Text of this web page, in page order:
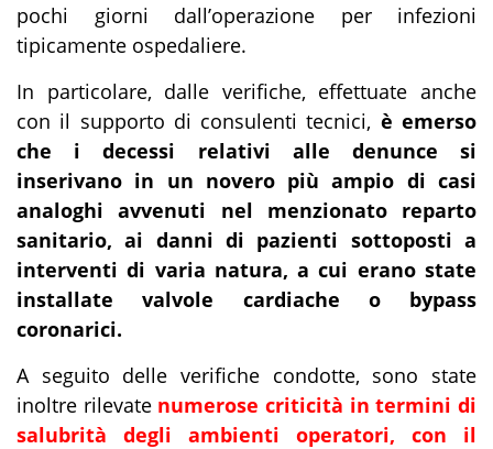
pochi giorni dall’operazione per infezioni
tipicamente ospedaliere.
In particolare, dalle verifiche, effettuate anche
con il supporto di consulenti tecnici, è emerso
che i decessi relativi alle denunce si
inserivano in un novero più ampio di casi
analoghi avvenuti nel
menzionato reparto
sanitario, ai danni di pazienti sottoposti a
interventi di varia natura, a cui erano state
installate valvole cardiache o bypass
coronarici.
A seguito delle verifiche condotte, sono state
inoltre rilevate numerose criticità in termini di
salubrità degli ambienti operatori, con il